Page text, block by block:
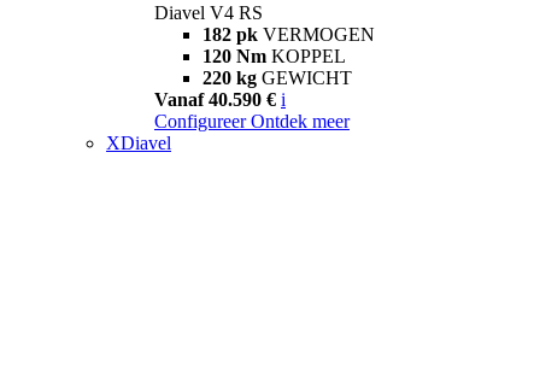
Diavel V4 RS
182 pk VERMOGEN
120 Nm KOPPEL
220 kg GEWICHT
Vanaf 40.590 € i
Configureer Ontdek meer
XDiavel